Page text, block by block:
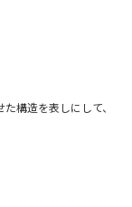
構造を表しにして、